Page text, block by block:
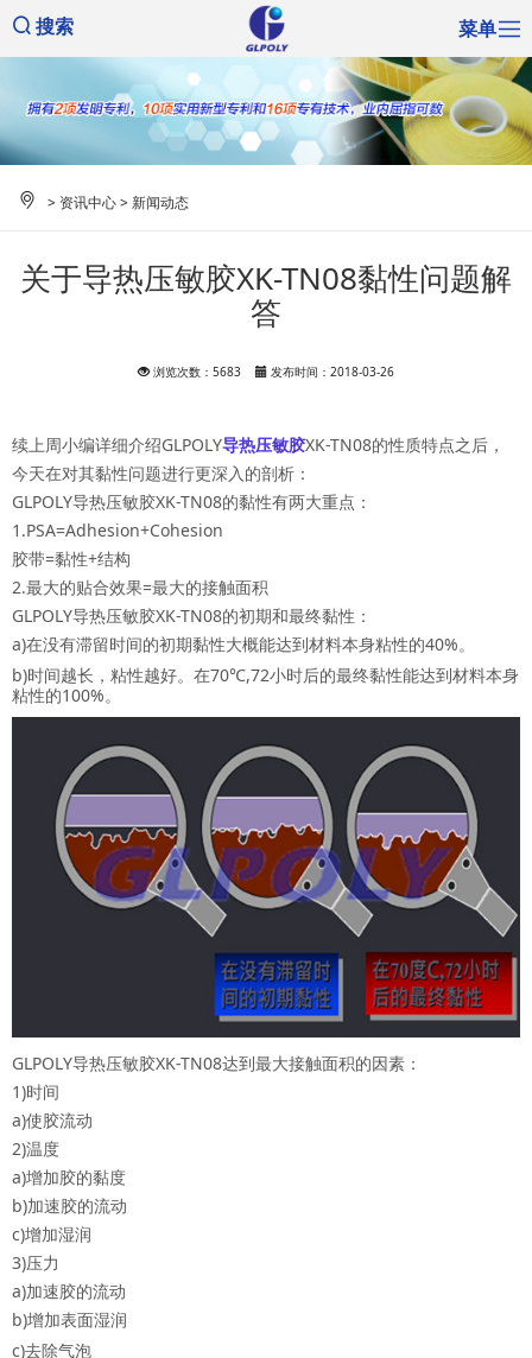
搜索 菜单
> 资讯中心>新闻动态
关于导热压敏胶XK-TN08黏性问题解
答
浏览次数：5683 发布时间：2018-03-26
续上周小编详细介绍GLPOLY导热压敏胶XK-TN08的性质特点之后，
今天在对其黏性问题进行更深入的剖析：
GLPOLY导热压敏胶XK-TN08的黏性有两大重点：
1.PSA=Adhesion+Cohesion
胶带=黏性+结构
2.最大的贴合效果=最大的接触面积
GLPOLY导热压敏胶XK-TN08的初期和最终黏性：
a)在没有滞留时间的初期黏性大概能达到材料本身粘性的40%。
b)时间越长，粘性越好。在70℃,72小时后的最终黏性能达到材料本身
粘性的100%。
GLPOLY导热压敏胶XK-TN08达到最大接触面积的因素：
1)时间
a)使胶流动
2)温度
a)增加胶的黏度
b)加速胶的流动
c)增加湿润
3)压力
a)加速胶的流动
b)增加表面湿润
c)去除气泡